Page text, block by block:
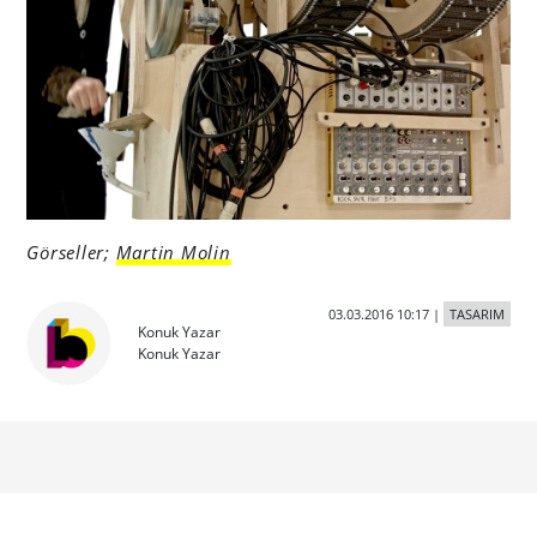
Görseller; Martin Molin
Konuk Yazar
Konuk Yazar
03.03.2016 10:17| TASARIM